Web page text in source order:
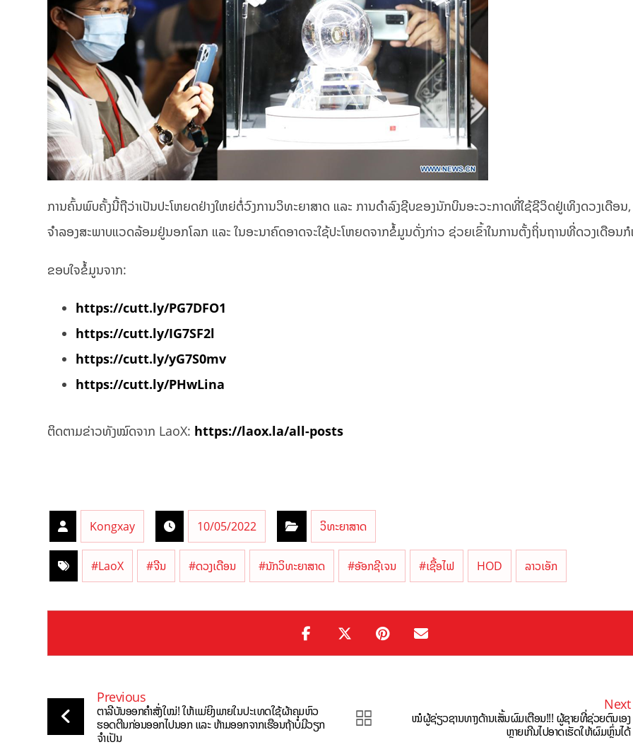
ການຄົ້ນພົບຄັ້ງນີ້ຖືວ່າເປັນປະໂຫຍດຢ່າງໃຫຍ່ຕໍ່ວົງການວິທະຍາສາດ ແລະ ການດຳລົງຊີບຂອງນັກບິນອະວະກາດທີ່ໃຊ້ຊີວິດຢູ່ເທິງດວງເດືອ
ຈຳລອງສະພາບແວດລ້ອມຢູ່ນອກໂລກ ແລະ ໃນອະນາຄົດອາດຈະໃຊ້ປະໂຫຍດຈາກຂໍ້ມູນດັ່ງກ່າວ ຊ່ວຍເຂົ້າໃນການຕັ້ງຖິ່ນຖານທີ່ດວງເດືອນກໍ
ຂອບໃຈຂໍ້ມູນຈາກ:
https://cutt.ly/PG7DFO1
https://cutt.ly/IG7SF2l
https://cutt.ly/yG7S0mv
https://cutt.ly/PHwLina
ຕິດຕາມຂ່າວທັງໝົດຈາກ LaoX: https://laox.la/all-posts
Kongxay 10/05/2022 ວິທະຍາສາດ
#LaoX #ຈີນ #ດວງເດືອນ #ນັກວິທະຍາສາດ #ອັອກຊີເຈນ #ເຊື້ອໄຟ HOD ລາວເອັກ
Previous
ຕາລີບັນອອກຄຳສັ່ງໃໝ່! ໃຫ້ແມ່ຍິງພາຍໃນປະເທດໃຊ້ຜ້າຄຸມຫົວ
ຮອດຕີນກ່ອນອອກໄປນອກ ແລະ ຫ້າມອອກຈາກເຮືອນຖ້າບໍ່ມີວຽກ
ຈຳເປັນ
Next
ໝໍຜູ້ຊ່ຽວຊານທາງດ້ານເສັ້ນຜົມເຕືອນ!!! ຜູ້ຊາຍທີ່ຊ່ວຍຕົນເອງ
ຫຼາຍເກີນໄປອາດເຮັດໃຫ້ຜົມຫຼົ່ນໄດ້